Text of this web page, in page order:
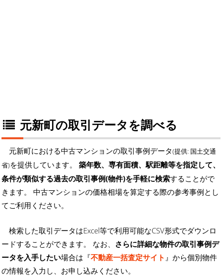
元新町の取引データを調べる
元新町における中古マンションの取引事例データ(提供: 国土交通
省)を提供しています。 築年数、専有面積、駅距離等を指定して、
条件が類似する過去の取引事例(物件)を手軽に検索することがで
きます。 中古マンションの価格相場を算定する際の参考事例とし
てご利用ください。
検索した取引データはExcel等で利用可能なCSV形式でダウンロ
ードすることができます。 なお、 さらに詳細な物件の取引事例デ
ータを入手したい場合は『不動産一括査定サイト 』から個別物件
の情報を入力し、お申し込みください。